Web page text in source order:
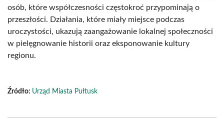
osób, które współczesności częstokroć przypominają o
przeszłości. Działania, które miały miejsce podczas
uroczystości, ukazują zaangażowanie lokalnej społeczności
w pielęgnowanie historii oraz eksponowanie kultury
regionu.
Źródło: Urząd Miasta Pułtusk